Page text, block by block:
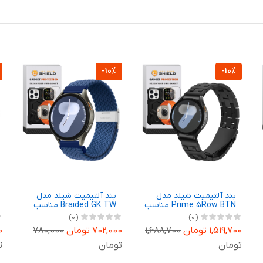
-10%
بند آلتیمیت شیلد مدل
Prime 5Row BTN مناسب
برای ساعت هوشمند
سامسونگ Galaxy Watch 7
40mm
(0)
1,519,700 تومان
1,688,700
تومان
-10%
بند آلتیمیت شیلد مدل
Braided GK TW مناسب
برای ساعت هوشمند
گلوریمی GX SPORT / GX
Race 22mm
(0)
702,000 تومان
780,000
تومان